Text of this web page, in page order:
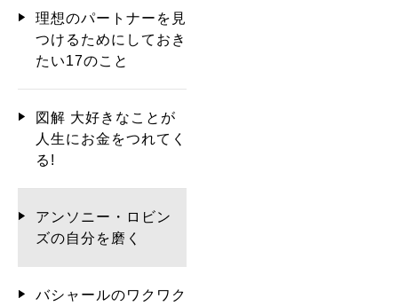
理想のパートナーを見
つけるためにしておき
たい17のこと
図解 大好きなことが
人生にお金をつれてく
る!
アンソニー・ロビン
ズの自分を磨く
バシャールのワクワク